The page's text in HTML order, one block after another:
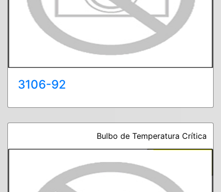
3106-92
Bulbo de Temperatura Crítica